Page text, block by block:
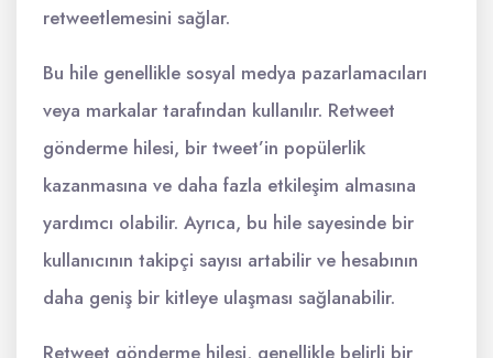
retweetlemesini sağlar.
Bu hile genellikle sosyal medya pazarlamacıları
veya markalar tarafından kullanılır. Retweet
gönderme hilesi, bir tweet’in popülerlik
kazanmasına ve daha fazla etkileşim almasına
yardımcı olabilir. Ayrıca, bu hile sayesinde bir
kullanıcının takipçi sayısı artabilir ve hesabının
daha geniş bir kitleye ulaşması sağlanabilir.
Retweet gönderme hilesi, genellikle belirli bir